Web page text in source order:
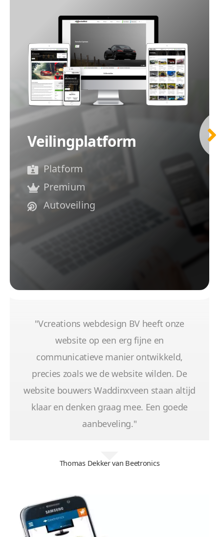
Veilingplatform
Platform
Premium
Autoveiling
"Vcreations webdesign BV heeft onze
website op een erg fijne en
communicatieve manier ontwikkeld,
precies zoals we de website wilden. De
website bouwers Waddinxveen staan altijd
klaar en denken graag mee. Een goede
aanbeveling."
Thomas Dekker van Beetronics
Geen gestuntel. U beheert uw website